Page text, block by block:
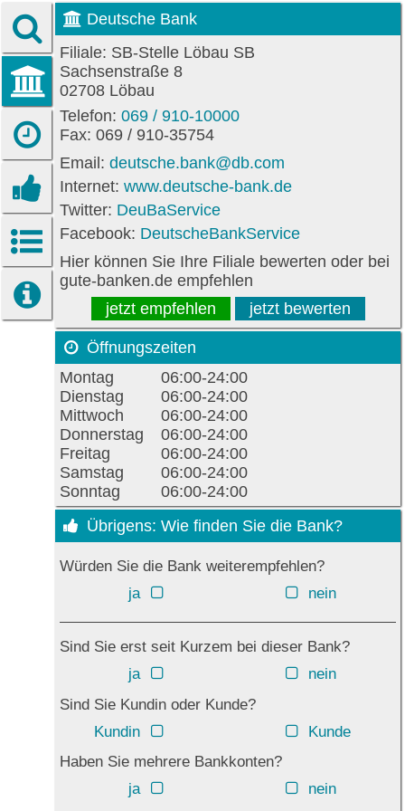
Deutsche Bank
Filiale: SB-Stelle Löbau SB
Sachsenstraße 8
02708 Löbau
Telefon: 069 / 910-10000
Fax: 069 / 910-35754
Email: deutsche.bank@db.com
Internet: www.deutsche-bank.de
Twitter: DeuBaService
Facebook: DeutscheBankService
Hier können Sie Ihre Filiale bewerten oder bei
gute-banken.de empfehlen
jetzt empfehlen
jetzt bewerten
Öffnungszeiten
Montag
06:00-24:00
Dienstag
06:00-24:00
Mittwoch
06:00-24:00
Donnerstag
06:00-24:00
Freitag
06:00-24:00
Samstag
06:00-24:00
Sonntag
06:00-24:00
Übrigens: Wie finden Sie die Bank?
Würden Sie die Bank weiterempfehlen?
ja
nein
Sind Sie erst seit Kurzem bei dieser Bank?
ja
nein
Sind Sie Kundin oder Kunde?
Kundin
Kunde
Haben Sie mehrere Bankkonten?
ja
nein